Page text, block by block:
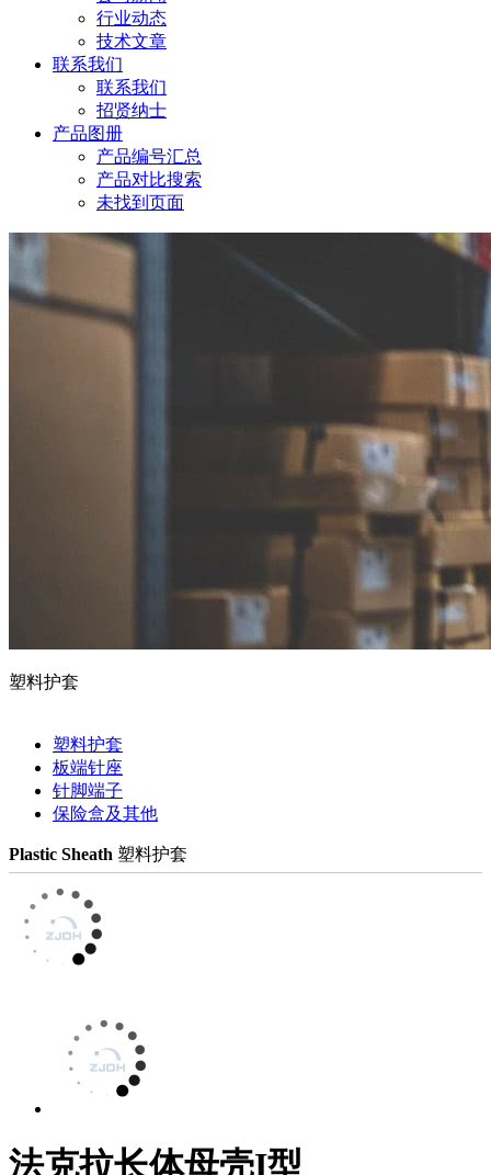
行业动态
技术文章
联系我们
联系我们
招贤纳士
产品图册
产品编号汇总
产品对比搜索
未找到页面
塑料护套
塑料护套
板端针座
针脚端子
保险盒及其他
Plastic Sheath 塑料护套
法克拉长体母壳I型